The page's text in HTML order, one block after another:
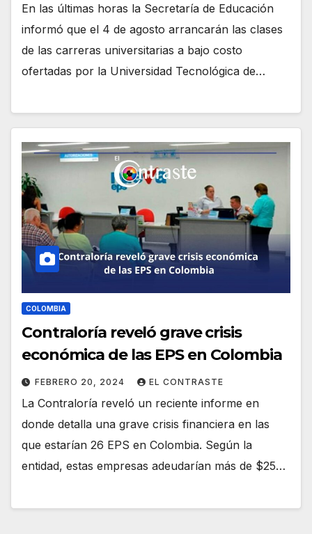
En las últimas horas la Secretaría de Educación
informó que el 4 de agosto arrancarán las clases
de las carreras universitarias a bajo costo
ofertadas por la Universidad Tecnológica de…
COLOMBIA
Contraloría reveló grave crisis
económica de las EPS en Colombia
FEBRERO 20, 2024 EL CONTRASTE
La Contraloría reveló un reciente informe en
donde detalla una grave crisis financiera en las
que estarían 26 EPS en Colombia. Según la
entidad, estas empresas adeudarían más de $25…